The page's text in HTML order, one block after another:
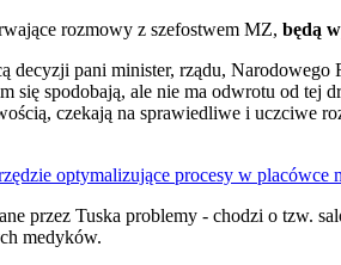
rozmowy z szefostwem MZ, będą
decyzji pani minister, rządu, Narodowego
się spodobają, ale nie ma odwrotu od tej
czekają na sprawiedliwe i uczciwe
optymalizujące procesy w placówce
przez Tuska problemy - chodzi o tzw.
medyków.